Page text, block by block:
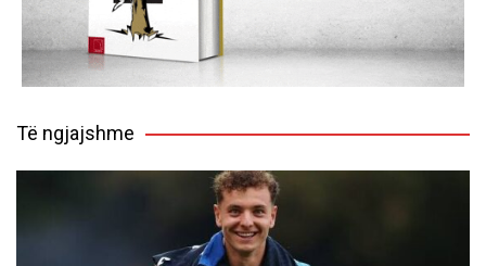
Të ngjajshme